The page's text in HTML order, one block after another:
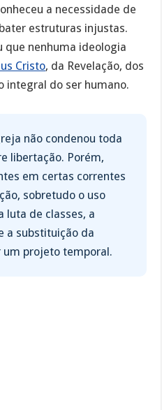
a necessidade de
estruturas injustas.
que nenhuma ideologia
Cristo, da Revelação, dos
integral do ser humano.
não condenou toda
libertação. Porém,
em certas correntes
sobretudo o uso
luta de classes, a
a substituição da
um projeto temporal.